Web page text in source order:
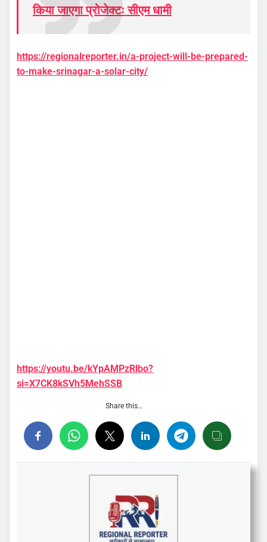
किया जाएगा प्रोजेक्टः सीएम धामी
https://regionalreporter.in/a-project-will-be-prepared-
to-make-srinagar-a-solar-city/
https://youtu.be/kYpAMPzRlbo?
si=X7CK8kSVh5MehSSB
Share this…